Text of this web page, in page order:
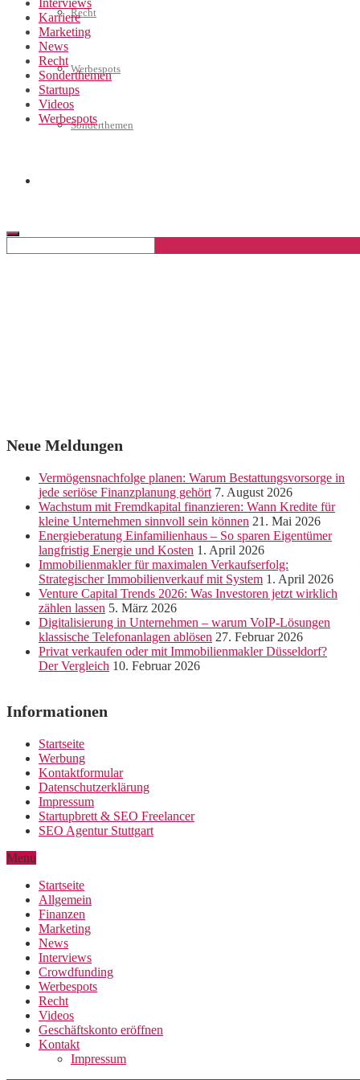
Recht
Werbespots
Sonderthemen
Interviews
Karriere
Marketing
News
Recht
Sonderthemen
Startups
Videos
Werbespots
Neue Meldungen
Vermögensnachfolge planen: Warum Bestattungsvorsorge in
jede seriöse Finanzplanung gehört 7. August 2026
Wachstum mit Fremdkapital finanzieren: Wann Kredite für
kleine Unternehmen sinnvoll sein können 21. Mai 2026
Energieberatung Einfamilienhaus – So sparen Eigentümer
langfristig Energie und Kosten 1. April 2026
Immobilienmakler für maximalen Verkaufserfolg:
Strategischer Immobilienverkauf mit System 1. April 2026
Venture Capital Trends 2026: Was Investoren jetzt wirklich
zählen lassen 5. März 2026
Digitalisierung in Unternehmen – warum VoIP-Lösungen
klassische Telefonanlagen ablösen 27. Februar 2026
Privat verkaufen oder mit Immobilienmakler Düsseldorf?
Der Vergleich 10. Februar 2026
Informationen
Startseite
Werbung
Kontaktformular
Datenschutzerklärung
Impressum
Startupbrett & SEO Freelancer
SEO Agentur Stuttgart
Menu
Startseite
Allgemein
Finanzen
Marketing
News
Interviews
Crowdfunding
Werbespots
Recht
Videos
Geschäftskonto eröffnen
Kontakt
Impressum